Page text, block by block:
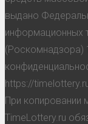
выдано
информационных
(Роскомнадзора)
https://
При копировании
TimeLottery.ru